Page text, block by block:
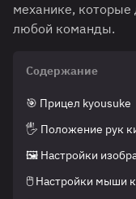
механике,
любой команды.
Содержание
🎯 Прицел kyousuke
🖐️ Положение рук
🖼️ Настройки
🖱️ Настройки мыши